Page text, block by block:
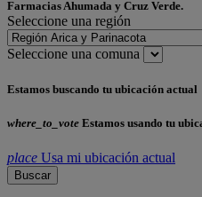
Farmacias Ahumada y Cruz Verde.
Seleccione una región
Seleccione una comuna
Estamos buscando tu ubicación actual
where_to_vote Estamos usando tu
place Usa mi ubicación actual
Buscar